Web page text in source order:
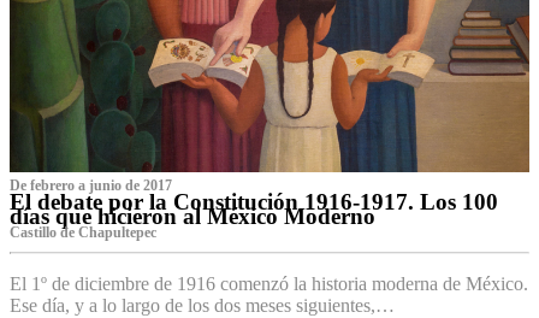
De febrero a junio de 2017
El debate por la Constitución 1916-1917. Los 100
días que hicieron al México Moderno
Castillo de Chapultepec
El 1º de diciembre de 1916 comenzó la historia moderna de México.
Ese día, y a lo largo de los dos meses siguientes,…